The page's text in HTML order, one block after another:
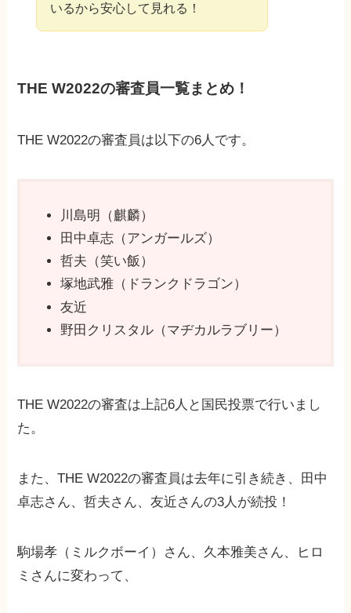
いるから安心して見れる！
THE W2022の審査員一覧まとめ！
THE W2022の審査員は以下の6人です。
川島明（麒麟）
田中卓志（アンガールズ）
哲夫（笑い飯）
塚地武雅（ドランクドラゴン）
友近
野田クリスタル（マヂカルラブリー）
THE W2022の審査は上記6人と国民投票で行いまし
た。
また、THE W2022の審査員は去年に引き続き、田中
卓志さん、哲夫さん、友近さんの3人が続投！
駒場孝（ミルクボーイ）さん、久本雅美さん、ヒロ
ミさんに変わって、